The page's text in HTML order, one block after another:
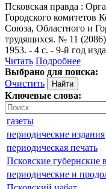
Псковская правда :
Городского комитетов
Союза, Областного и
трудящихся. № 11
1953. - 4 с. - 9-й год
Читать Подробнее
Выбрано для поиска:
Очистить
Ключевые слова:
газеты
периодические издания
периодическая печать
Псковские губернские
периодические и